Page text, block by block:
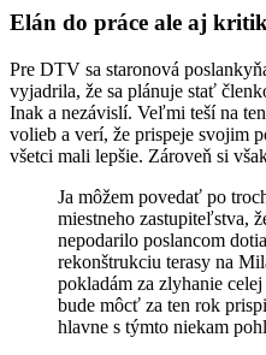
Elán do práce ale aj
Pre DTV sa staronová
vyjadrila, že sa plánuje stať
Inak a nezávislí. Veľmi teší na
volieb a verí, že prispeje svojim
všetci mali lepšie. Zároveň si
Ja môžem povedať po
miestneho zastupiteľstva,
nepodarilo poslancom
rekonštrukciu terasy na
pokladám za zlyhanie
bude môcť za ten rok
hlavne s týmto niekam